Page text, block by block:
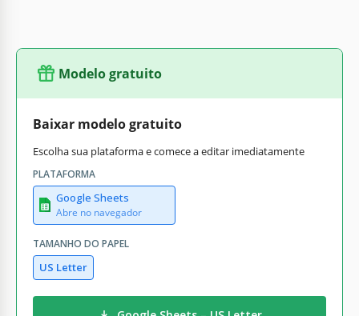
Modelo gratuito
Baixar modelo gratuito
Escolha sua plataforma e comece a editar imediatamente
PLATAFORMA
Google Sheets
Abre no navegador
TAMANHO DO PAPEL
US Letter